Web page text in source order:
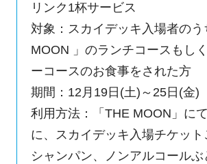
リンク1杯サービス
対象：スカイデッキ入場者の
MOON 」のランチコースもし
ーコースのお食事をされた方
期間：12月19日(土)～25日(金)
利用方法：「THE MOON」に
に、スカイデッキ入場チケット
シャンパン、ノンアルコール